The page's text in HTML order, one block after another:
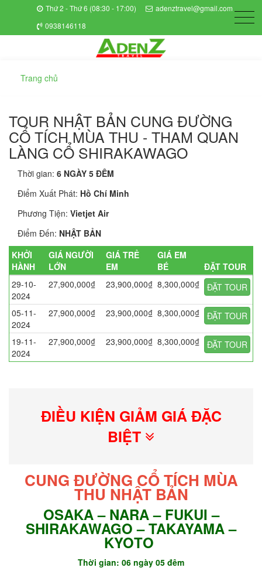
Thứ 2 - Thứ 6 (08:30 - 17:00)
adenztravel@gmail.com
0938146118
Trang chủ
TOUR NHẬT BẢN CUNG ĐƯỜNG
CỔ TÍCH MÙA THU - THAM QUAN
LÀNG CỔ SHIRAKAWAGO
Thời gian: 6 NGÀY 5 ĐÊM
Điểm Xuất Phát: Hồ Chí Minh
Phương Tiện: Vietjet Air
Điểm Đến: NHẬT BẢN
KHỞI
HÀNH
GIÁ NGƯỜI
LỚN
GIÁ TRẺ
EM
GIÁ EM
BÉ
ĐẶT TOUR
29-10-
2024
27,900,000₫ 23,900,000₫ 8,300,000₫ ĐẶT TOUR
05-11-
2024
27,900,000₫ 23,900,000₫ 8,300,000₫ ĐẶT TOUR
19-11-
2024
27,900,000₫ 23,900,000₫ 8,300,000₫ ĐẶT TOUR
ĐIỀU KIỆN GIẢM GIÁ ĐẶC
BIỆT
CUNG ĐƯỜNG CỔ TÍCH MÙA
THU NHẬT BẢN
OSAKA – NARA – FUKUI –
SHIRAKAWAGO – TAKAYAMA –
KYOTO
Thời gian: 06 ngày 05 đêm